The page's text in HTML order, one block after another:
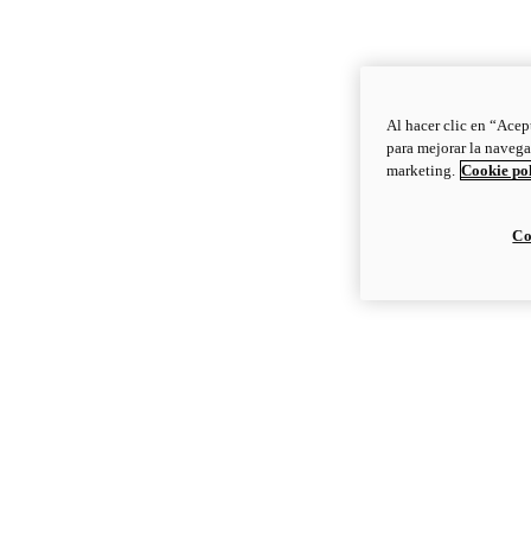
Al hacer clic en
para mejorar la
marketing. Cookie